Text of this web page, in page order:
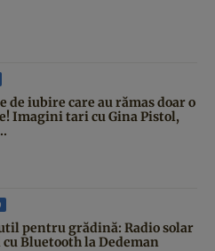
de iubire care au rămas doar o
Imagini tari cu Gina Pistol,
pentru grădină: Radio solar
Bluetooth la Dedeman